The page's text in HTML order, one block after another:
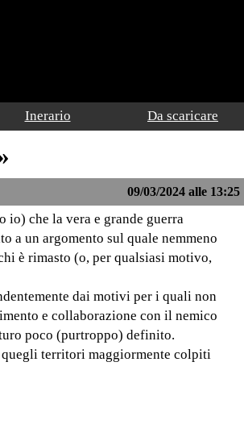
Inerario Da scaricare
09/03/2024 alle 13:25
io) che la vera e grande guerra
a un argomento sul quale nemmeno
è rimasto (o, per qualsiasi motivo,
dai motivi per i quali non
e collaborazione con il nemico
poco (purtroppo) definito.
territori maggiormente colpiti